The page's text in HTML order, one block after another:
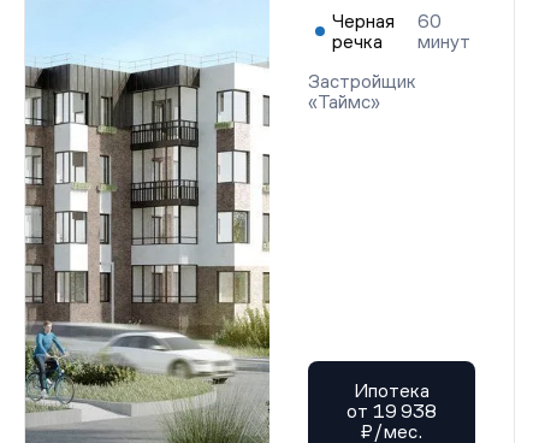
Черная
речка
60
минут
Застройщик
«Таймс»
Ипотека
от 19 938
₽/мес.